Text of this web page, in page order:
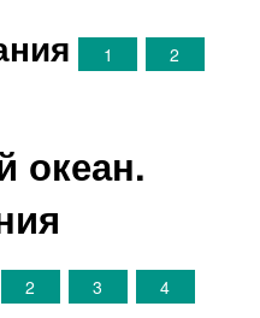
1
2
океан.
2 3 4